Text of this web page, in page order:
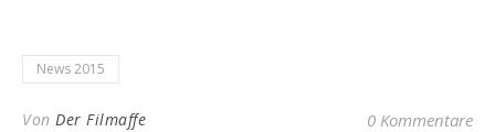
News 2015
Von Der Filmaffe 0 Kommentare